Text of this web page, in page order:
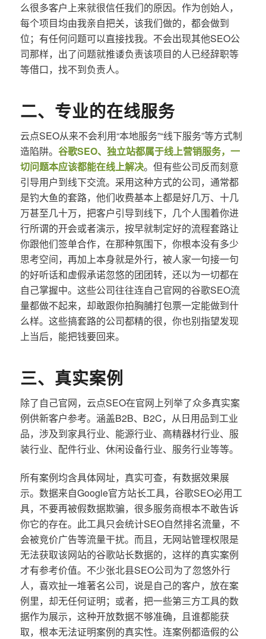
么很多客户上来就很信任我们的原因。作为创始人，
每个项目均由我亲自把关，该我们做的，都会做到
位；有任何问题可以直接找我。不会出现其他SEO公
司那样，出了问题就推诿负责该项目的人已经辞职等
等借口，找不到负责人。
二、专业的在线服务
云点SEO从来不会利用“本地服务”“线下服务”等方式制
造陷阱。 谷歌SEO、独立站都属于线上营销服务，一
切问题本应该都能在线上解决。但有些公司反而刻意
引导用户到线下交流。采用这种方式的公司，通常都
是钓大鱼的套路，他们收费基本上都是好几万、十几
万甚至几十万，把客户引导到线下，几个人围着你进
行所谓的开会或者演示，按早就制定好的流程套路让
你跟他们签单合作，在那种氛围下，你根本没有多少
思考空间，再加上本身就是外行，被人家一句接一句
的好听话和虚假承诺忽悠的团团转，还以为一切都在
自己掌握中。这些公司往往连自己官网的谷歌SEO流
量都做不起来，却敢跟你拍胸脯打包票一定能做到什
么样。这些搞套路的公司都精的很，你也别指望发现
上当后，能把钱要回来。
三、真实案例
除了自己官网，云点SEO在官网上列举了众多真实案
例供新客户参考。涵盖B2B、B2C，从日用品到工业
品，涉及到家具行业、能源行业、高精器材行业、服
装行业、配件行业、休闲设备行业、服务行业等等。
所有案例均含具体网址，真实可查，有数据效果展
示。数据来自Google官方站长工具，谷歌SEO必用工
具，不要再被假数据欺骗，很多服务商根本不敢告诉
你它的存在。此工具只会统计SEO自然排名流量，不
会被竞价广告等流量干扰。而且，无网站管理权限是
无法获取该网站的谷歌站长数据的，这样的真实案例
才有参考价值。不少张北县SEO公司为了忽悠外行
人，喜欢扯一堆著名公司，说是自己的客户，放在案
例里，却无任何证明；或者，把一些第三方工具的数
据作为展示，这种开放数据不够准确，且谁都能获
取，根本无法证明案例的真实性。连案例都造假的公